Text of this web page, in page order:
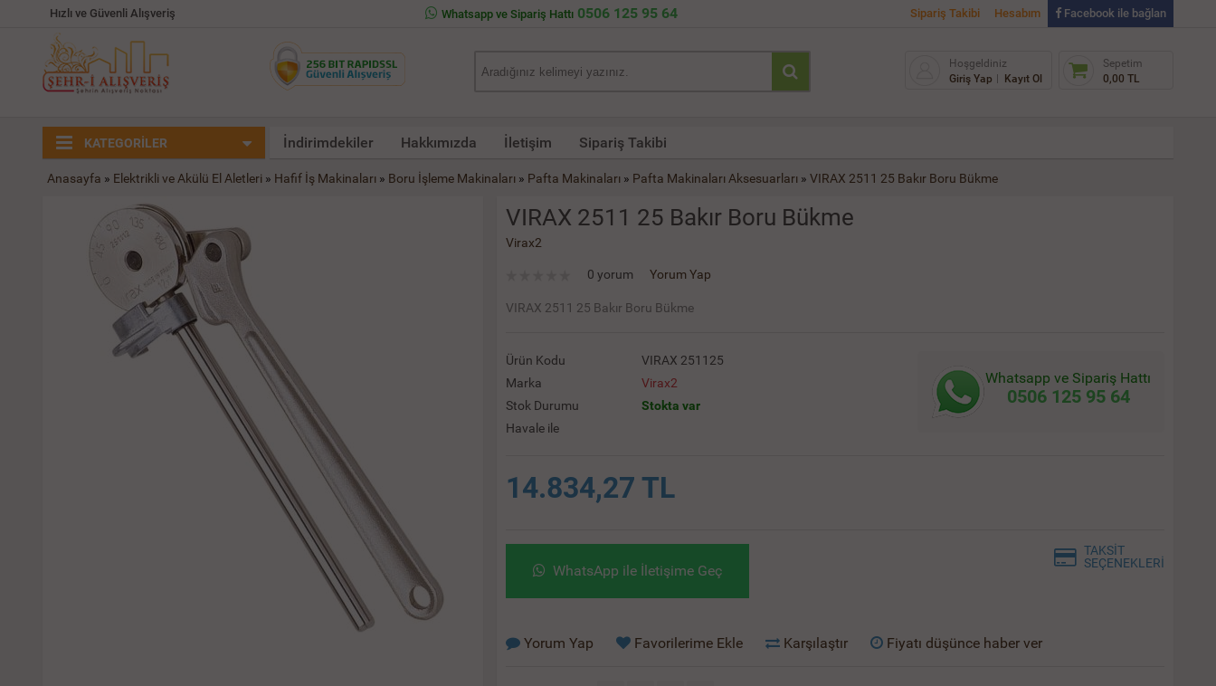
Hızlı ve Güvenli Alışveriş Whatsapp ve Sipariş Hattı 0506 125 95 64 Sipariş Takibi Hesabım Facebook ile bağlan
Sepetim
0,00 TL
Hoşgeldiniz
Giriş Yap
Kayıt Ol
KATEGORİLER İndirimdekiler Hakkımızda İletişim Sipariş Takibi
Anasayfa » Elektrikli ve Akülü El Aletleri » Hafif İş Makinaları » Boru İşleme Makinaları » Pafta Makinaları » Pafta Makinaları Aksesuarları » VIRAX 2511 25 Bakır Boru Bükme
VIRAX 2511 25 Bakır Boru Bükme
Virax2
0 yorum Yorum Yap
VIRAX 2511 25 Bakır Boru Bükme
Ürün Kodu
VIRAX 251125
Marka
Virax2
Stok Durumu
Stokta var
Havale ile
Whatsapp ve Sipariş Hattı
0506 125 95 64
14.834,27 TL
WhatsApp ile İletişime Geç
TAKSİT
SEÇENEKLERİ
Yorum Yap Favorilerime Ekle Karşılaştır Fiyatı düşünce haber ver